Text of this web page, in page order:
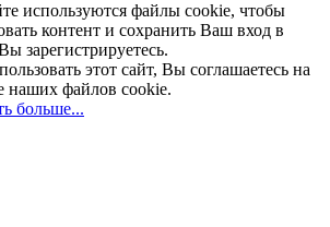
используются файлы cookie, чтобы
контент и сохранить Ваш вход в
зарегистрируетесь.
этот сайт, Вы соглашаетесь на
наших файлов cookie.
больше...